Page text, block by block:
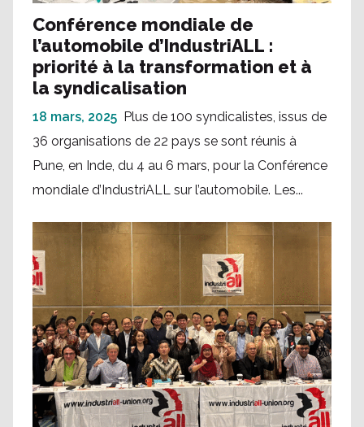
Conférence mondiale de
l’automobile d’IndustriALL :
priorité à la transformation et à
la syndicalisation
18 mars, 2025 Plus de 100 syndicalistes, issus de
36 organisations de 22 pays se sont réunis à
Pune, en Inde, du 4 au 6 mars, pour la Conférence
mondiale d’IndustriALL sur l’automobile. Les...